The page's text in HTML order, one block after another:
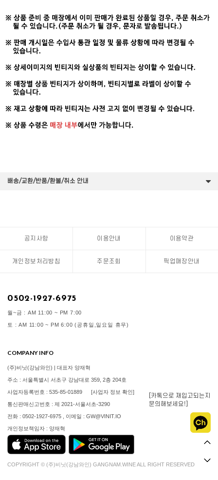
배송/교환/반품/환불/취소 안내
공지사항 이용안내 이용약관
개인정보처리방침 주문조회 픽업매장안내
0502-1927-6975
월~금 : AM 11:00 ~ PM 7:00
토 : AM 11:00 ~ PM 6:00 (공휴일,일요일 휴무)
COMPANY INFO
(주)비닛(강남와인) | 대표자 양재혁
주소 : 서울특별시 서초구 강남대로 359, 2층 204호
사업자등록번호 : 535-85-01889 [사업자 정보 확인]
통신판매신고번호 : 제 2021-서울서초-3290
전화 : 0502-1927-6975 , 이메일 : GW@VINIT.IO
개인정보책임자 : 양재혁
COPYRIGHT © (주)비닛(강남와인) GANGNAM.WINE ALL RIGHT RESERVED
[카톡으로 재입고되는지
문의해보세요!]